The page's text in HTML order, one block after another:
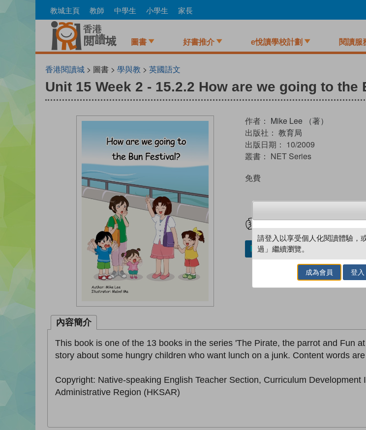
to
教城主頁 教師 中學生 小學生 家長
圖書 好書推介 e悅讀學校計劃 閱讀服
香港閱讀城 > 圖書 > 學與教 > 英國語文
Unit 15 Week 2 - 15.2.2 How are we going to the
作者： Mike Lee （著）
出版社： 教育局
出版日期： 10/2009
叢書： NET Series
免費
加入／閱讀電子書
內容簡介
This book is one of the 13 books in the series 'The Pirate, the parrot and Fun
story about some hungry children who want lunch on a junk. Content words
Copyright: Native-speaking English Teacher Section, Curriculum
Administrative Region (HKSAR)
請登入以享受個人化閱讀體驗，
過」繼續瀏覽。
成為會員 登入